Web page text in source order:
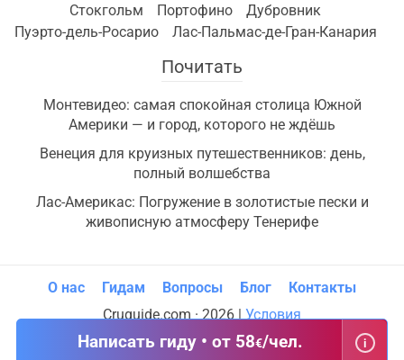
Написать гиду • от 58€/чел. i
Стокгольм
Портофино
Дубровник
Пуэрто-дель-Росарио
Лас-Пальмас-де-Гран-Канария
Почитать
Монтевидео: самая спокойная столица Южной
Америки — и город, которого не ждёшь
Венеция для круизных путешественников: день,
полный волшебства
Лас-Америкас: Погружение в золотистые пески и
живописную атмосферу Тенерифе
Cruguide.com · 2026 |Условия
О нас Гидам Вопросы Блог Контакты